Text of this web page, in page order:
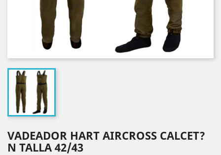
VADEADOR HART AIRCROSS CALCET?
N TALLA 42/43